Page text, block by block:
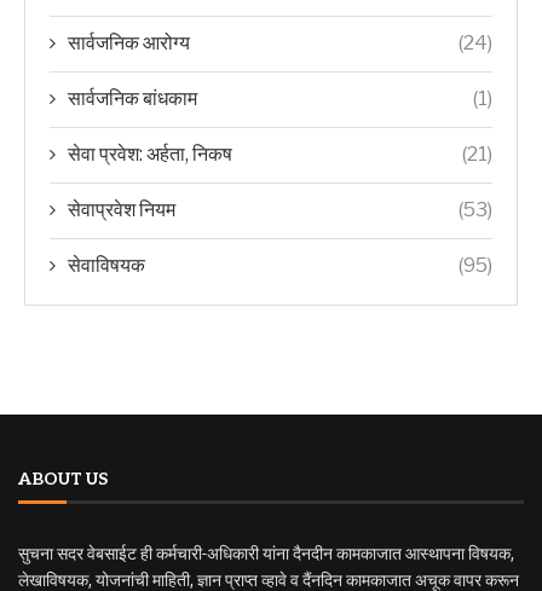
सार्वजनिक आरोग्य (24)
सार्वजनिक बांधकाम (1)
सेवा प्रवेश: अर्हता, निकष (21)
सेवाप्रवेश नियम (53)
सेवाविषयक (95)
ABOUT US
सुचना सदर वेबसाईट ही कर्मचारी-अधिकारी यांना दैनदीन कामकाजात आस्थापना विषयक,
लेखाविषयक, योजनांची माहिती, ज्ञान प्राप्त व्हावे व दैंनदिन कामकाजात अचूक वापर करून